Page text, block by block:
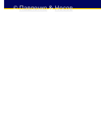
©Павленко&Носов